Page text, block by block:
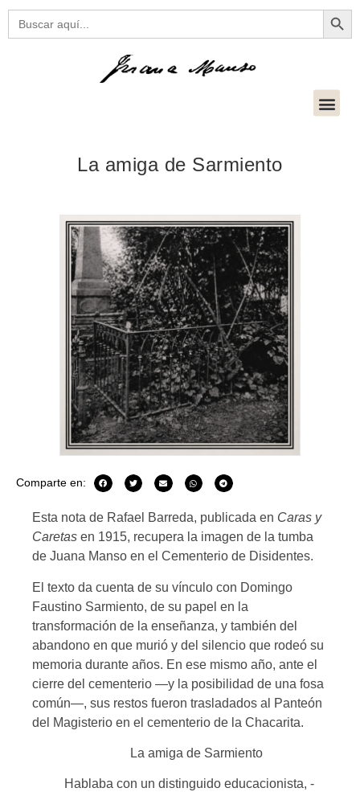
Buscar:
La amiga de Sarmiento
Comparte en:
Esta nota de Rafael Barreda, publicada en Caras y
Caretas en 1915, recupera la imagen de la tumba
de Juana Manso en el Cementerio de Disidentes.
El texto da cuenta de su vínculo con Domingo
Faustino Sarmiento, de su papel en la
transformación de la enseñanza, y también del
abandono en que murió y del silencio que rodeó su
memoria durante años. En ese mismo año, ante el
cierre del cementerio —y la posibilidad de una fosa
común—, sus restos fueron trasladados al Panteón
del Magisterio en el cementerio de la Chacarita.
La amiga de Sarmiento
Hablaba con un distinguido educacionista, -